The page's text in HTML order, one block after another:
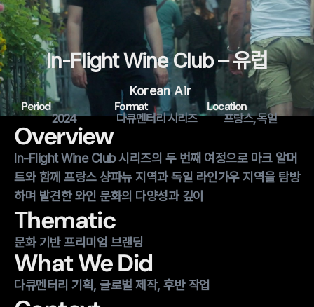
In-Flight Wine Club – 유럽
Korean Air
Period
2024
Format
다큐멘터리 시리즈
Location
프랑스, 독일
Overview
In-Flight Wine Club 시리즈의 두 번째 여정으로 마크 알머
트와 함께 프랑스 샹파뉴 지역과 독일 라인가우 지역을 탐방
하며 발견한 와인 문화의 다양성과 깊이
Thematic
문화 기반 프리미엄 브랜딩
What We Did
다큐멘터리 기획, 글로벌 제작, 후반 작업